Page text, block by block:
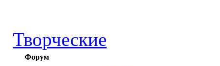
Творческие
Форум